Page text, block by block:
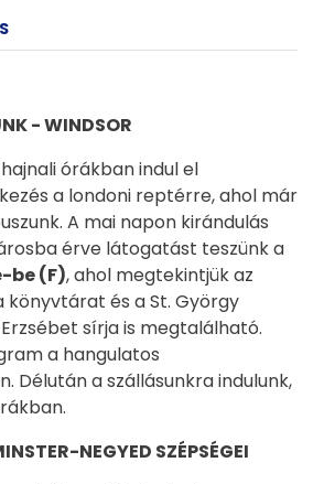
- WINDSOR
órákban indul el
a londoni reptérre, ahol már
A mai napon kirándulás
érve látogatást teszünk a
be (F), ahol megtekintjük az
és a St. György
sírja is megtalálható.
a hangulatos
Délután a szállásunkra indulunk,
NEGYED SZÉPSÉGEI